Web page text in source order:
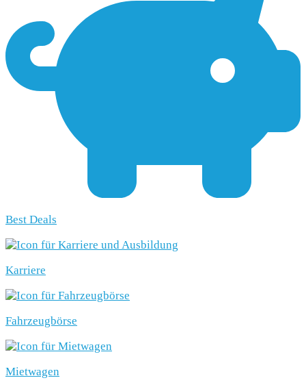
Best Deals
Karriere
Fahrzeugbörse
Mietwagen